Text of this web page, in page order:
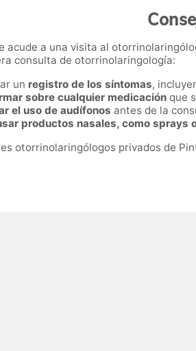
acude a una visita al
consulta de otorrinolaringología:
un registro de los síntomas,
sobre cualquier medicación que
el uso de audífonos antes de la
productos nasales, como sprays
otorrinolaringólogos privados de